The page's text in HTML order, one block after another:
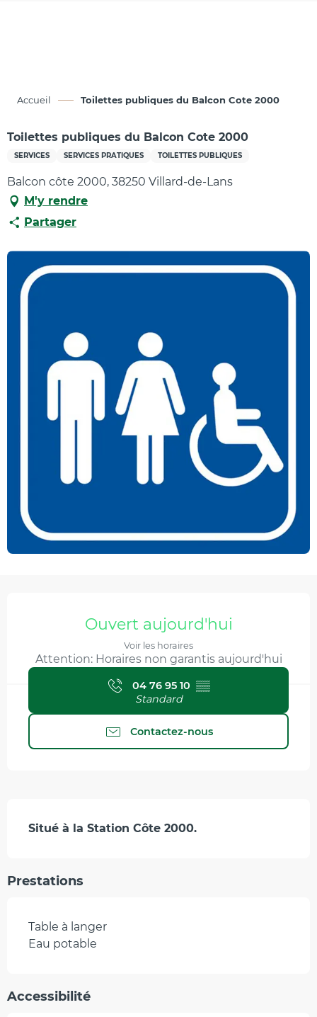
Accueil Toilettes publiques du Balcon Cote 2000
Toilettes publiques du Balcon Cote 2000
SERVICES SERVICES PRATIQUES TOILETTES PUBLIQUES
Balcon côte 2000, 38250 Villard-de-Lans
M'y rendre
Partager
Ouverture et coordonnées
Ouvert aujourd'hui
Voir les horaires
Attention: Horaires non garantis aujourd'hui
04 76 95 10 ▒▒
Standard
Contactez-nous
Description
Situé à la Station Côte 2000.
Prestations
Table à langer
Eau potable
Accessibilité